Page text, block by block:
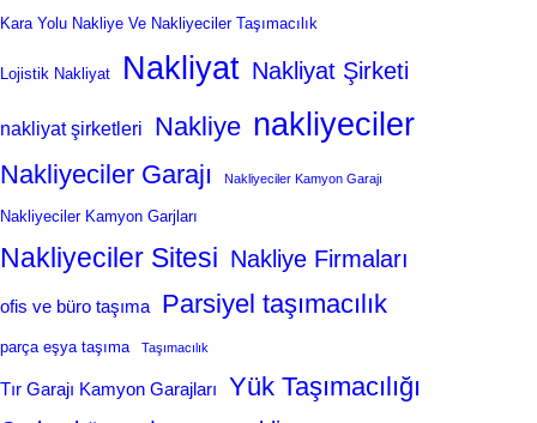
Kara Yolu Nakliye Ve Nakliyeciler Taşımacılık
Lojistik Nakliyat Nakliyat Nakliyat Şirketi
nakliyat şirketleri Nakliye nakliyeciler
Nakliyeciler Garajı Nakliyeciler Kamyon Garajı
Nakliyeciler Kamyon Garjları
Nakliyeciler Sitesi Nakliye Firmaları
ofis ve büro taşıma Parsiyel taşımacılık
parça eşya taşıma Taşımacılık
Tır Garajı Kamyon Garajları Yük Taşımacılığı